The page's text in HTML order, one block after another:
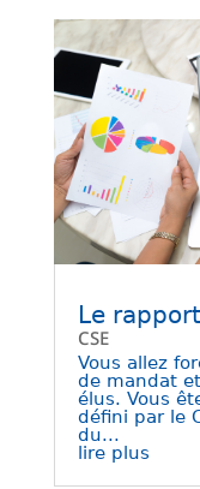
Le
CSE
Vous allez
de mandat
élus. Vous
défini par le
du...
lire plus